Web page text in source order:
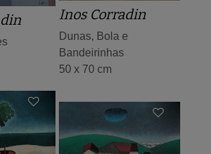
Inos Corradin
Dunas, Bola e
Bandeirinhas
50 x 70 cm